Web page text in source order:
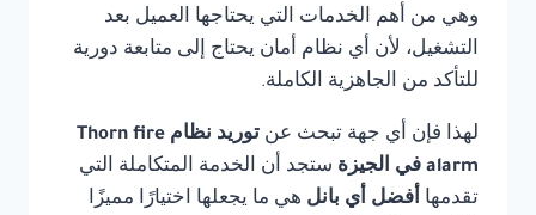
وهي من أهم الخدمات التي يحتاجها العميل بعد
التشغيل، لأن أي نظام أمان يحتاج إلى متابعة دورية
للتأكد من الجاهزية الكاملة.
لهذا فإن أي جهة تبحث عن
توريد نظام Thorn fire
alarm في الجيزة
ستجد أن الخدمة المتكاملة التي
تقدمها أفضل أي بانل هي ما يجعلها اختيارًا مميزًا